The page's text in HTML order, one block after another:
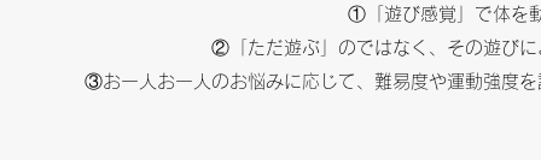
①「遊び感覚」で体を
②「ただ遊ぶ」のではなく、その遊び
③お一人お一人のお悩みに応じて、難易度や運動強度